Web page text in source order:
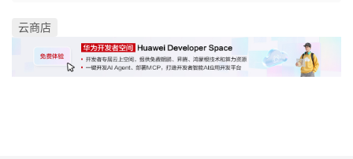
云商店